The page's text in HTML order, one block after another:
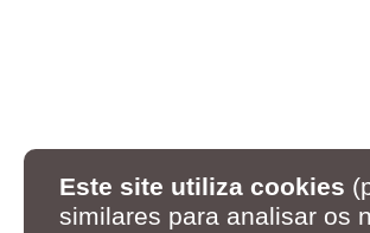
Este site utiliza cookies
similares para analisar os